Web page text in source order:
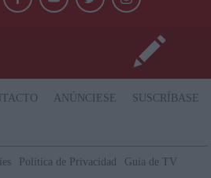
ANÚNCIESE
SUSCRÍBASE
Política de Privacidad Guía de TV